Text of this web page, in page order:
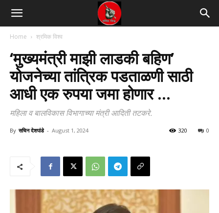
Home श्रमिक विश्व
‘मुख्यमंत्री माझी लाडकी बहिण’
योजनेच्या तांत्रिक पडताळणी साठी
आधी एक रुपया जमा होणार …
महिला व बालविकास विभागाच्या मंत्री आदिती तटकरे.
By सचिन देशपांडे - August 1, 2024 0
320